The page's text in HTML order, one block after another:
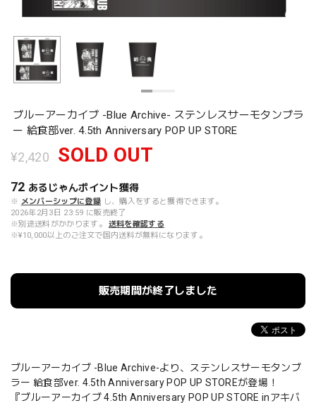
ブルーアーカイブ -Blue Archive- ステンレスサーモタンブラ
ー 給食部ver. 4.5th Anniversary POP UP STORE
¥2,420 SOLD OUT
72 あるじゃんポイント獲得
※ メンバーシップに登録 し、購入をすると獲得できます。
2026年2月3日 23:59 に販売終了
※別途送料がかかります。
送料を確認する
※¥10,000以上のご注文で国内送料が無料になります。
販売期間が終了しました
ブルーアーカイブ -Blue Archive-より、ステンレスサーモタンブ
ラー 給食部ver. 4.5th Anniversary POP UP STOREが登場！
『ブルーアーカイブ 4.5th Anniversary POP UP STORE inアキバ